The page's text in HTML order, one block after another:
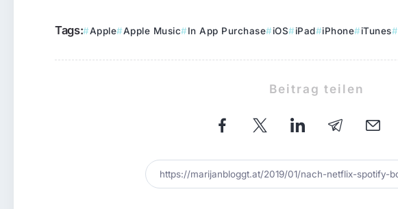
Tags: Apple Apple Music In App Purchase iOS iPad iPhone iTunes
Beitrag teilen